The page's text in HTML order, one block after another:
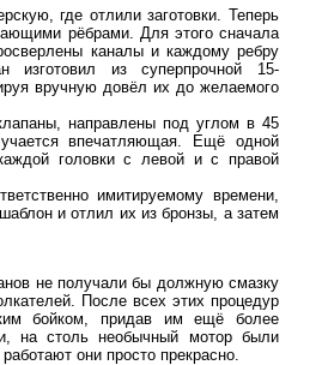
где отлили заготовки. Теперь
рёбрами. Для этого сначала
каналы и каждому ребру
изготовил из суперпрочной 15-
вручную довёл их до желаемого
направлены под углом в 45
впечатляющая. Ещё одной
головки с левой и с правой
имитируемому времени,
и отлил их из бронзы, а затем
не получали бы должную смазку
После всех этих процедур
бойком, придав им ещё более
на столь необычный мотор были
они просто прекрасно.